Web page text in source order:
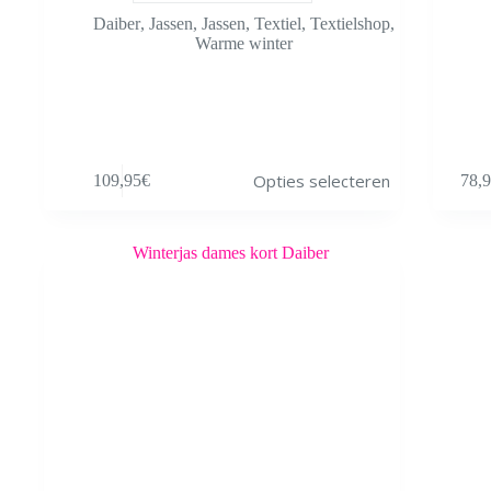
Daiber,Jassen,Jassen,Textiel,Textielshop,
Warme winter
109,95€ Opties selecteren
product